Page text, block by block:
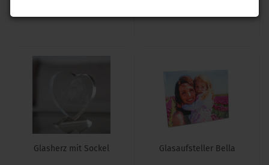
Glas­herz mit So­ckel Glas­auf­stel­ler Bella